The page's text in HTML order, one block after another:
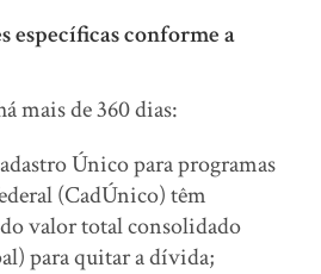
específicas conforme a
mais de 360 dias:
Único para programas
(CadÚnico) têm
do valor total consolidado
para quitar a dívida;